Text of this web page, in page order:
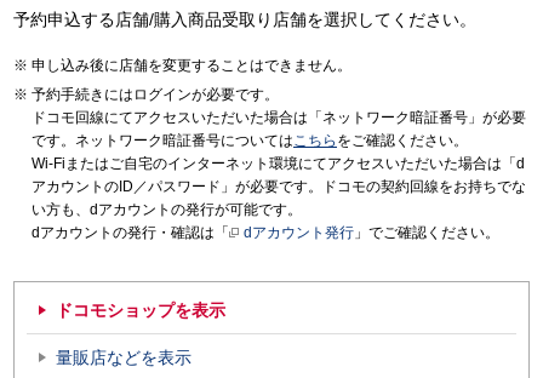
予約申込する店舗/購入商品受取り店舗を選択してください。
申し込み後に店舗を変更することはできません。
予約手続きにはログインが必要です。
ドコモ回線にてアクセスいただいた場合は「ネットワーク暗証番号」が必要
です。ネットワーク暗証番号についてはこちら をご確認ください。
Wi-Fiまたはご自宅のインターネット環境にてアクセスいただいた場合は「d
アカウントのID／パスワード」が必要です。ドコモの契約回線をお持ちでな
い方も、dアカウントの発行が可能です。
dアカウントの発行・確認は「
dアカウント発行 」でご確認ください。
ドコモショップを表示
量販店などを表示